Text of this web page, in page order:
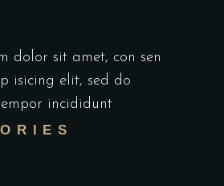
dolor sit amet, con sen
isicing elit, sed do
incididunt